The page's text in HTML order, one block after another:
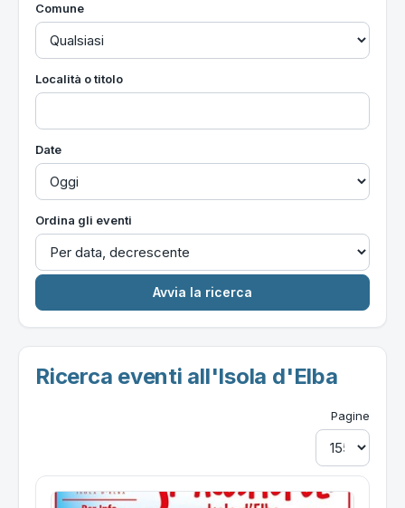
Comune
Località o titolo
Date
Ordina gli eventi
Ricerca eventi all'Isola d'Elba
Pagine